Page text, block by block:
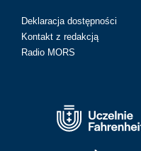
Deklaracja dostępności
Kontakt z redakcją
Radio MORS